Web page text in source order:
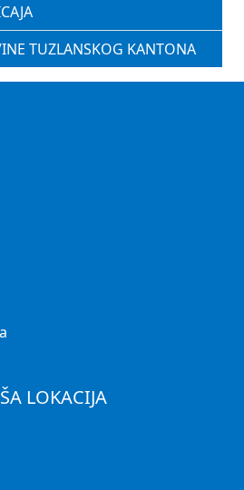
TUZLANSKOG KANTONA
LOKACIJA